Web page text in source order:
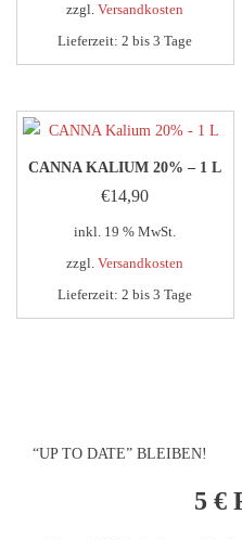
zzgl.Versandkosten
Lieferzeit:2 bis 3 Tage
Dieses
weist
auf.
Die
Optionen
können
auf
CANNA KALIUM 20% – 1 L
€14,90
inkl. 19 % MwSt.
zzgl.Versandkosten
Lieferzeit:2 bis 3 Tage
“UP TO DATE” BLEIBEN!
5 €